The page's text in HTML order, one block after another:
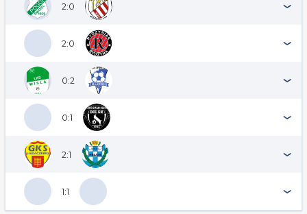
2:0
2:0
0:2
0:1
2:1
1:1